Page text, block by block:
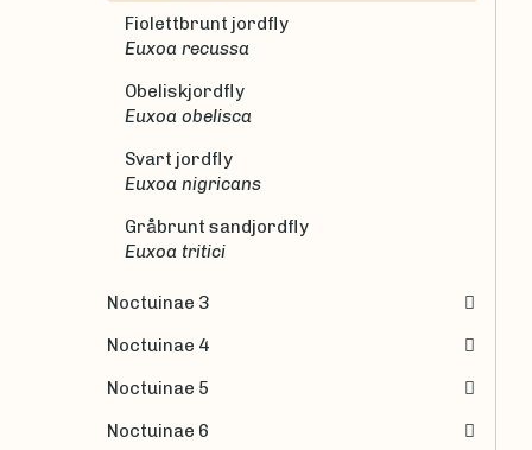
Fiolettbrunt jordfly
Euxoa recussa
Obeliskjordfly
Euxoa obelisca
Svart jordfly
Euxoa nigricans
Gråbrunt sandjordfly
Euxoa tritici
Noctuinae 3
Noctuinae 4
Noctuinae 5
Noctuinae 6